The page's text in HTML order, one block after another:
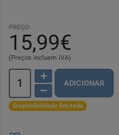
PREÇO:
15,99€
(Preços incluem IVA)
ADICIONAR
Disponibilidade limitada